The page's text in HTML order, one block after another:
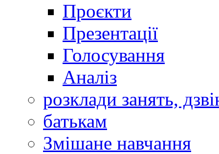
Проєкти
Презентації
Голосування
Аналіз
розклади занять,
батькам
Змішане навчання